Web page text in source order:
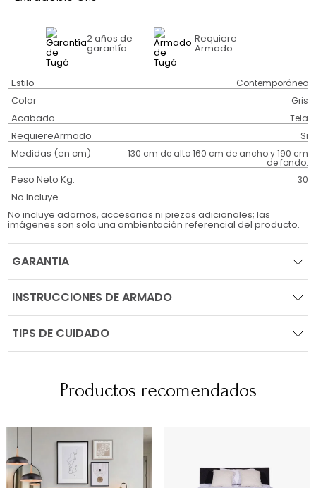
2 años de
garantía
Requiere
Armado
Estilo Contemporáneo
Color Gris
Acabado Tela
RequiereArmado Si
Medidas (en cm) 130 cm de alto 160 cm de ancho y 190 cm
de fondo.
Peso Neto Kg. 30
No Incluye
No incluye adornos, accesorios ni piezas adicionales; las
imágenes son solo una ambientación referencial del producto.
GARANTIA
INSTRUCCIONES DE ARMADO
TIPS DE CUIDADO
Productos recomendados